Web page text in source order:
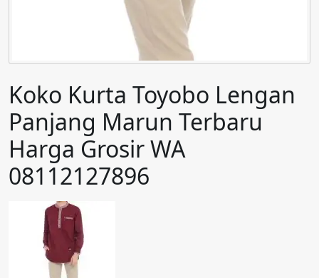
Koko Kurta Toyobo Lengan
Panjang Marun Terbaru
Harga Grosir WA
08112127896